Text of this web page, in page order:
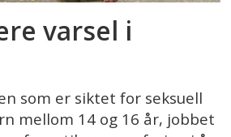
varsel i
som er siktet for seksuell
mellom 14 og 16 år, jobbet